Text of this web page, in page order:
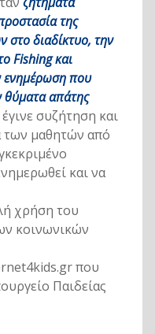
της
στο διαδίκτυο, την
Fishing και
ενημέρωση που
θύματα απάτης
συζήτηση και
των μαθητών από
και να
χρήση του
κοινωνικών
που
Παιδείας